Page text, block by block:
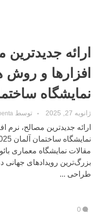
ارائه جدیدترین
افزارها و
نمایشگاه
ژانویه 27, 2025 توسط
ارائه جدیدترین مصالح،
مقالات نمایشگاه معماری
بزرگ‌ترین رویدادهای
طراحی ...
0